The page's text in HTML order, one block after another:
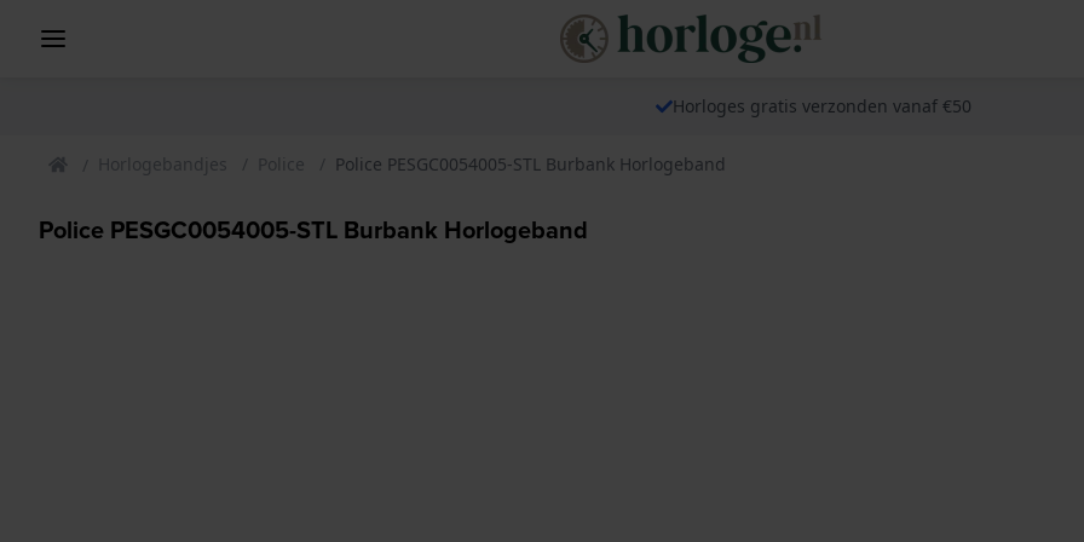
Horloges gratis verzonden vanaf €50
Horlogebandjes Police Police PESGC0054005-STL Burbank Horlogeband
Police PESGC0054005-STL Burbank Horlogeband